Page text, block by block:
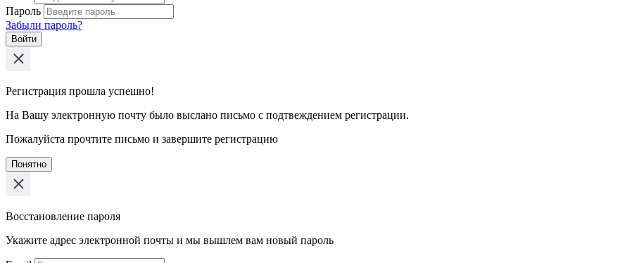
Пароль
Забыли пароль?
Войти
Регистрация прошла успешно!
На Вашу электронную почту было выслано письмо с подтвеждением регистрации.
Пожалуйста прочтите письмо и завершите регистрацию
Понятно
Восстановление пароля
Укажите адрес электронной почты и мы вышлем вам новый пароль